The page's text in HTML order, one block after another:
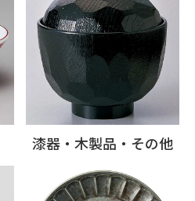
漆器・木製品・その他